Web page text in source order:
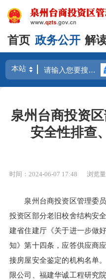
首页 政务公开 解
泉州台商投资
安全性排查
时间：2024-06-07 17:48 浏览量
泉州台商投资区管理委员
投资区部分老旧校舍结构安
建省住建厅《关于进一步做
知》第十四条，应答供应商
接房屋安全鉴定的机构名单
限公司、福建华诚工程研究